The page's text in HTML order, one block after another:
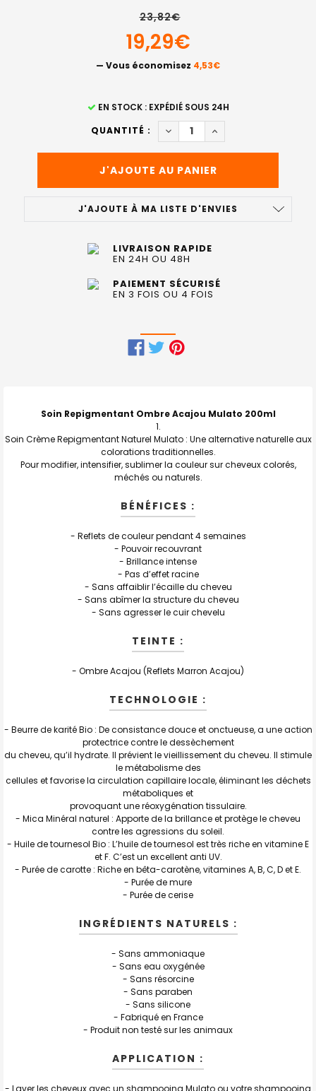
23,82€
19,29€
— Vous économisez 4,53€
EN STOCK : EXPÉDIÉ SOUS 24H
QUANTITÉ :
DIMINUER LA QUANTITÉ DE
AUGMENTER LA
J'AJOUTE À MA LISTE D'ENVIES
LIVRAISON RAPIDE
EN 24H OU 48H
PAIEMENT SÉCURISÉ
EN 3 FOIS OU 4 FOIS
ENSEMBLE
TOUT
SELECTIONNER
Soin Repigmentant Ombre Acajou Mulato 200ml
Soin Crème Repigmentant Naturel Mulato : Une alternative naturelle aux
colorations traditionnelles.
Pour modifier, intensifier, sublimer la couleur sur cheveux colorés,
méchés ou naturels.
BÉNÉFICES :
- Reflets de couleur pendant 4 semaines
- Pouvoir recouvrant
- Brillance intense
- Pas d’effet racine
- Sans affaiblir l’écaille du cheveu
- Sans abîmer la structure du cheveu
- Sans agresser le cuir chevelu
TEINTE :
- Ombre Acajou (Reflets Marron Acajou)
TECHNOLOGIE :
- Beurre de karité Bio : De consistance douce et onctueuse, a une action
protectrice contre le dessèchement
du cheveu, qu’il hydrate. Il prévient le vieillissement du cheveu. Il stimule
le métabolisme des
cellules et favorise la circulation capillaire locale, éliminant les déchets
métaboliques et
provoquant une réoxygénation tissulaire.
- Mica Minéral naturel : Apporte de la brillance et protège le cheveu
contre les agressions du soleil.
- Huile de tournesol Bio : L’huile de tournesol est très riche en vitamine E
et F. C’est un excellent anti UV.
- Purée de carotte : Riche en bêta-carotène, vitamines A, B, C, D et E.
- Purée de mure
- Purée de cerise
INGRÉDIENTS NATURELS :
- Sans ammoniaque
- Sans eau oxygénée
- Sans résorcine
- Sans paraben
- Sans silicone
- Fabriqué en France
- Produit non testé sur les animaux
APPLICATION :
- Laver les cheveux avec un shampooing Mulato ou votre shampooing